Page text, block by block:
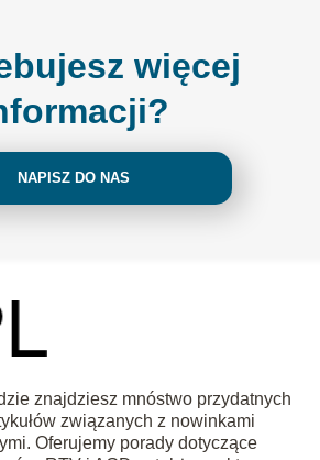
więcej
NAPISZ DO NAS
znajdziesz mnóstwo przydatnych
związanych z nowinkami
Oferujemy porady dotyczące